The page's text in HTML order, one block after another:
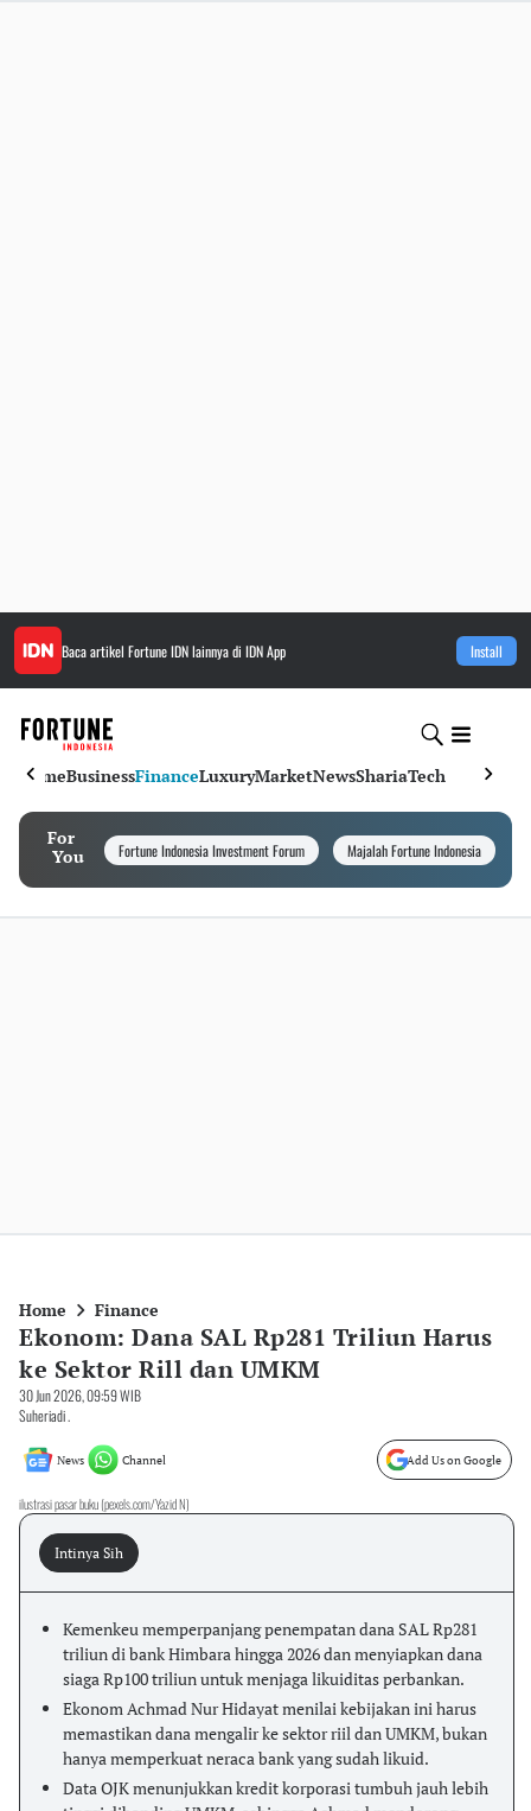
Baca artikel Fortune IDNlainnya di IDN App Install
HomeBusinessFinanceLuxuryMarketNewsShariaTech
For
You
Fortune Indonesia Investment Forum Majalah Fortune Indonesia
Home Finance
Ekonom: Dana SAL Rp281 Triliun Harus
ke Sektor Rill dan UMKM
30 Jun 2026, 09:59 WIB
Suheriadi .
News Channel Add Us on Google
ilustrasi pasar buku (pexels.com/Yazid N)
Intinya Sih
Kemenkeu memperpanjang penempatan dana SAL Rp281
triliun di bank Himbara hingga 2026 dan menyiapkan dana
siaga Rp100 triliun untuk menjaga likuiditas perbankan.
Ekonom Achmad Nur Hidayat menilai kebijakan ini harus
memastikan dana mengalir ke sektor riil dan UMKM, bukan
hanya memperkuat neraca bank yang sudah likuid.
Data OJK menunjukkan kredit korporasi tumbuh jauh lebih